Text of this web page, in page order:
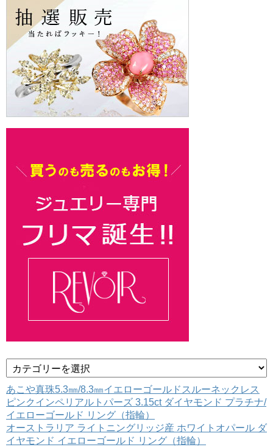
テ
ゴ
リ
ー
あこや真珠5.3㎜/8.3㎜イエローゴールドスルーネックレス
ピンクインペリアルトパーズ 3.15ct ダイヤモンド プラチナ/
イエローゴールド リング（指輪）
オーストラリア ライトニングリッジ産 ホワイトオパール ダ
イヤモンド イエローゴールド リング（指輪）